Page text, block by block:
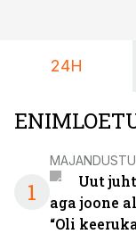
24H
1
Uut
aga joone
“Oli